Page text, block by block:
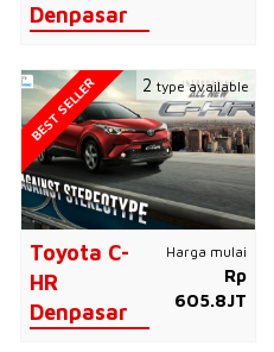
Denpasar
Toyota C-
HR
Denpasar
Harga mulai
Rp
605.8JT
BEST SELLER 2 type available